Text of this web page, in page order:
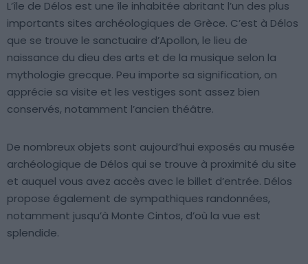
L’île de Délos est une île inhabitée abritant l’un des plus
importants sites archéologiques de Grèce. C’est à Délos
que se trouve le sanctuaire d’Apollon, le lieu de
naissance du dieu des arts et de la musique selon la
mythologie grecque. Peu importe sa signification, on
apprécie sa visite et les vestiges sont assez bien
conservés, notamment l’ancien théâtre.
De nombreux objets sont aujourd’hui exposés au musée
archéologique de Délos qui se trouve à proximité du site
et auquel vous avez accès avec le billet d’entrée. Délos
propose également de sympathiques randonnées,
notamment jusqu’à Monte Cintos, d’où la vue est
splendide.